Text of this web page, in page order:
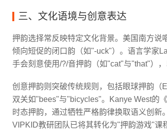
三、文化语境与创意表达
押韵选择常反映特定文化背景。美国南方说
倾向短促的闭口韵（如"-uck"）。语言学家
手会刻意使用/?/音押韵（如"cat"与"that"），
创意押韵则突破传统规则，包括眼球押韵
双关如"bees"与"bicycles"。Kanye West的
时态押韵，通过牺牲严格韵律换取语义创新
VIPKID教研团队已将其转化为"押韵游戏"课